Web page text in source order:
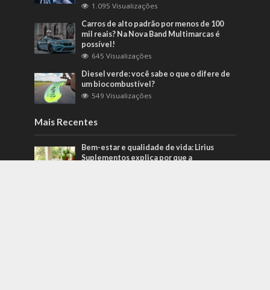
1.095 Visualizações
Carros de alto padrão por menos de 100
mil reais? Na Nova Band Multimarcas é
possível!
645 Visualizações
Diesel verde: você sabe o que o difere de
um biocombustível?
549 Visualizações
Mais Recentes
Bem-estar e qualidade de vida: Lirius
Suplementos explica por que a